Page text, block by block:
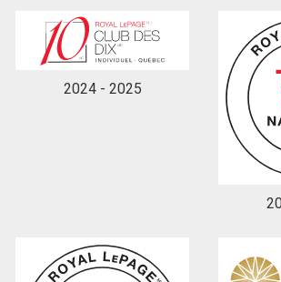
En cliquant sur le bouton « soumettre
nous fournissez l'autorisation écrite de
2024 - 2025